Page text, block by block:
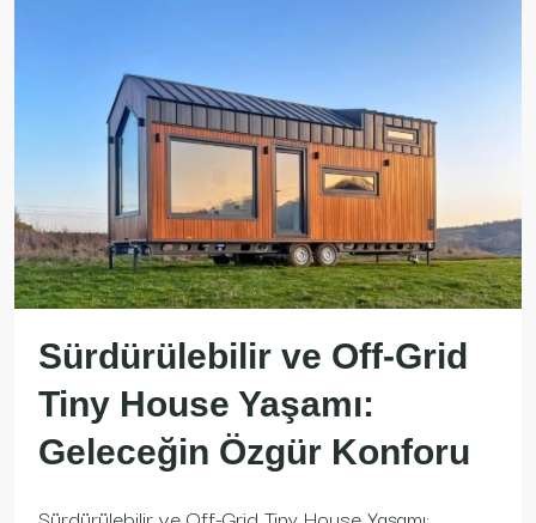
Sürdürülebilir ve Off-Grid
Tiny House Yaşamı:
Geleceğin Özgür Konforu